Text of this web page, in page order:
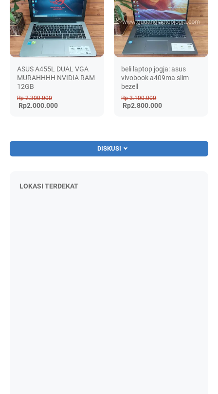
ASUS A455L DUAL VGA
MURAHHHH NVIDIA RAM
12GB
Rp 2.300.000
Rp2.000.000
beli laptop jogja: asus
vivobook a409ma slim
bezell
Rp 3.100.000
Rp2.800.000
DISKUSI
LOKASI TERDEKAT